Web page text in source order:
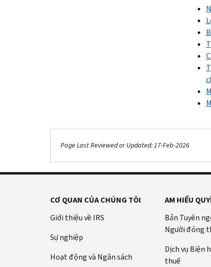
Page Last Reviewed or Updated: 17-Feb-2026
CƠ QUAN CỦA CHÚNG TÔI
Giới thiệu về IRS
Sự nghiệp
Hoạt động và Ngân sách
AM HIỂU
Bản Tuyên
Người đóng
Dịch vụ Biện
thuế